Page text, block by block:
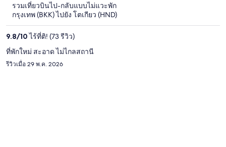
รวมเที่ยวบินไป-กลับแบบไม่แวะพัก
กรุงเทพ (BKK) ไปยัง โตเกียว (HND)
9.8/10ไร้ที่ติ! (73 รีวิว)
ที่พักใหม่ สะอาด ไม่ไกลสถานี
รีวิวเมื่อ 29 พ.ค. 2026